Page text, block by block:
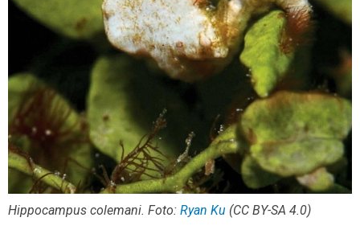
Hippocampus colemani. Foto: Ryan Ku (CC BY-SA 4.0)